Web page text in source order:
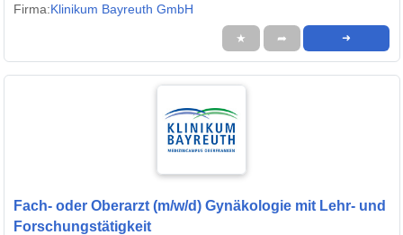
Firma:Klinikum Bayreuth GmbH
★ ➦ ➜
Fach- oder Oberarzt (m/w/d) Gynäkologie mit Lehr- und
Forschungstätigkeit